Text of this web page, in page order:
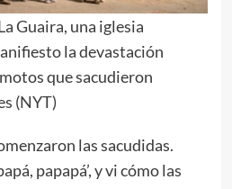
Guaira, una iglesia
la devastación
que sacudieron
(NYT)
las sacudidas.
papapá’, y vi cómo las